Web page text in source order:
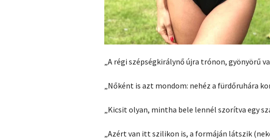
„A régi szépségkirálynő újra trónon, gyönyörű
„Nőként is azt mondom: nehéz a fürdőruhára
„Kicsit olyan, mintha bele lennél szorítva egy
„Azért van itt szilikon is, a formáján látszik